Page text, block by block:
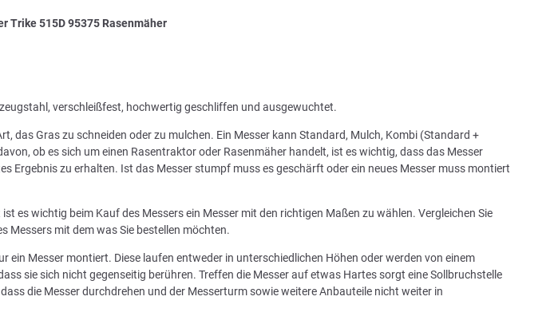
Trike 515D 95375 Rasenmäher
verschleißfest, hochwertig geschliffen und ausgewuchtet.
das Gras zu schneiden oder zu mulchen. Ein Messer kann Standard, Mulch, Kombi (Standard +
ob es sich um einen Rasentraktor oder Rasenmäher handelt, ist es wichtig, dass das Messer
Ergebnis zu erhalten. Ist das Messer stumpf muss es geschärft oder ein neues Messer muss montiert
es wichtig beim Kauf des Messers ein Messer mit den richtigen Maßen zu wählen. Vergleichen Sie
Messers mit dem was Sie bestellen möchten.
ein Messer montiert. Diese laufen entweder in unterschiedlichen Höhen oder werden von einem
sie sich nicht gegenseitig berühren. Treffen die Messer auf etwas Hartes sorgt eine Sollbruchstelle
die Messer durchdrehen und der Messerturm sowie weitere Anbauteile nicht weiter in